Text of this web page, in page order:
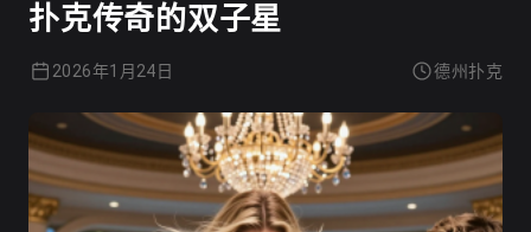
扑克传奇的双子星
2026年1月24日 德州扑克